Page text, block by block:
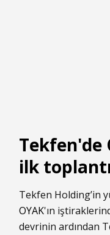
Tekfen'de
ilk
Tekfen Holding’in
OYAK'ın
devrinin ardından